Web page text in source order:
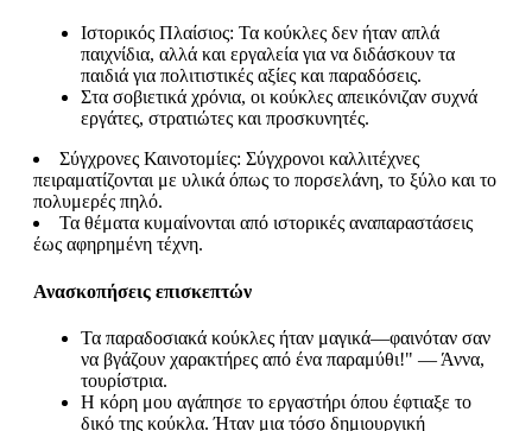
Ιστορικός Πλαίσιος: Τα κούκλες δεν ήταν απλά
παιχνίδια, αλλά και εργαλεία για να διδάσκουν τα
παιδιά για πολιτιστικές αξίες και παραδόσεις.
Στα σοβιετικά χρόνια, οι κούκλες απεικόνιζαν συχνά
εργάτες, στρατιώτες και προσκυνητές.
Σύγχρονες Καινοτομίες: Σύγχρονοι καλλιτέχνες
πειραματίζονται με υλικά όπως το πορσελάνη, το ξύλο και το
πολυμερές πηλό.
Τα θέματα κυμαίνονται από ιστορικές αναπαραστάσεις
έως αφηρημένη τέχνη.
Ανασκοπήσεις επισκεπτών
Τα παραδοσιακά κούκλες ήταν μαγικά—φαινόταν σαν
να βγάζουν χαρακτήρες από ένα παραμύθι!" — Άννα,
τουρίστρια.
Η κόρη μου αγάπησε το εργαστήρι όπου έφτιαξε το
δικό της κούκλα. Ήταν μια τόσο δημιουργική